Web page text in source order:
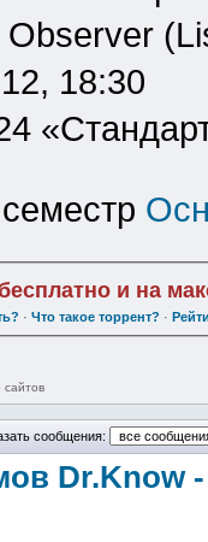
Observer
18:30
и на
·Что такое торрент? ·
сайтов
сообщения:
Dr.Know